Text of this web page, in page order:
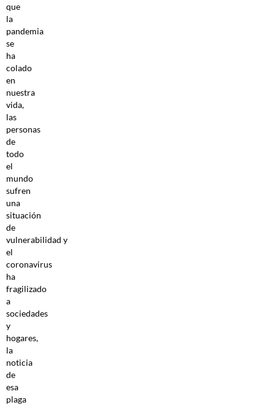
que
la
pandemia
se
ha
colado
en
nuestra
vida,
las
personas
de
todo
el
mundo
sufren
una
situación
de
vulnerabilidad y
el
coronavirus
ha
fragilizado
a
sociedades
y
hogares,
la
noticia
de
esa
plaga